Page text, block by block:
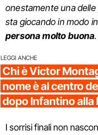
onestamente una
sta giocando in modo
persona molto buona
LEGGI ANCHE
Chi è Victor
nome è al centro
dopo Infantino alla
I sorrisi finali non